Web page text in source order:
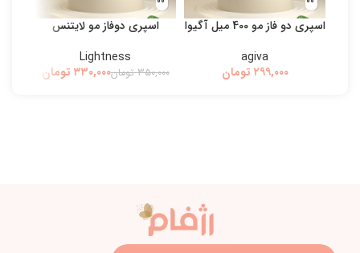
اسپری دو فاز مو 400 میل آگیوا
agiva
تومان
اسپری دوفاز مو لایتنس
Lightness
۳۵۰,۰۰۰ تومان۳۳۰,۰۰۰ تومان